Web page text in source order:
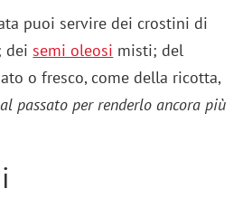
puoi servire dei crostini di
dei semi oleosi misti; del
o fresco, come della ricotta,
passato per renderlo ancora più